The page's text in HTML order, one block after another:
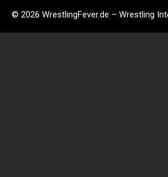
© 2026 WrestlingFever.de – Wrestling